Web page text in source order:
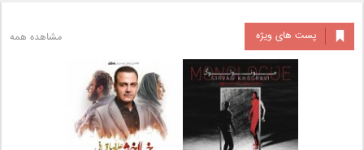
پست های ویژه مشاهده همه